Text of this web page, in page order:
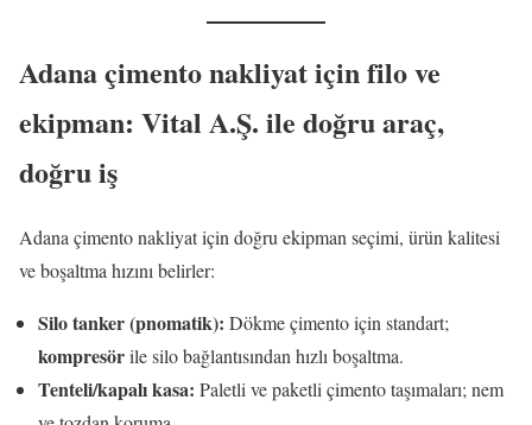
Adana çimento nakliyat için filo ve
ekipman: Vital A.Ş. ile doğru araç,
doğru iş
Adana çimento nakliyat için doğru ekipman seçimi, ürün kalitesi
ve boşaltma hızını belirler:
Silo tanker (pnomatik): Dökme çimento için standart;
kompresörile silo bağlantısından hızlı boşaltma.
Tenteli/kapalı kasa: Paletli ve paketli çimento taşımaları; nem